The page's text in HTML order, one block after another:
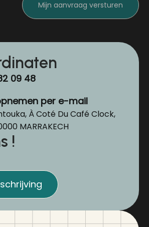
09 48
per e-mail
À Coté Du Café Clock,
MARRAKECH
!